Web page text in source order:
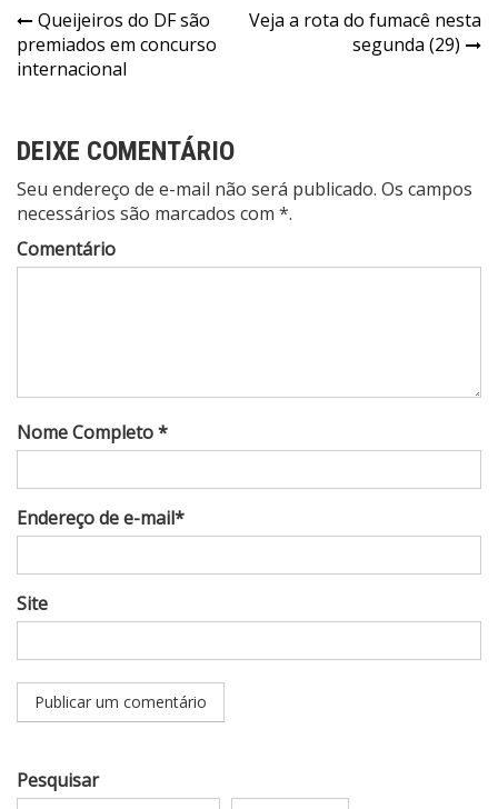
Navegação
de
Queijeiros do DF são
premiados em concurso
internacional
Veja a rota do fumacê nesta
segunda (29)
DEIXE COMENTÁRIO
Seu endereço de e-mail não será publicado. Os campos
necessários são marcados com *.
Comentário
Nome Completo *
Endereço de e-mail*
Site
Pesquisar